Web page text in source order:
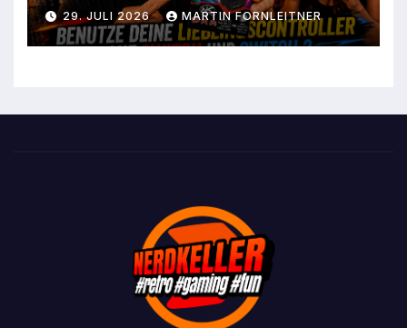
29. JULI 2026 MARTIN FORNLEITNER